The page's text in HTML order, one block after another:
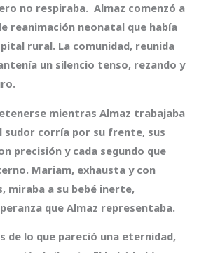
no respiraba. Almaz comenzó a
reanimación neonatal que había
rural. La comunidad, reunida
un silencio tenso, rezando y
mientras Almaz trabajaba
sudor corría por su frente, sus
precisión y cada segundo que
Mariam, exhausta y con
miraba a su bebé inerte,
que Almaz representaba.
de lo que pareció una eternidad,